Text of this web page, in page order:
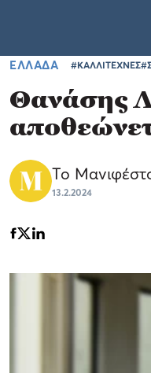
ΕΛΛΑΔΑ #ΚΑΛΛΙΤΕΧΝΕΣ
Θανάσης
Το
13.2.2024